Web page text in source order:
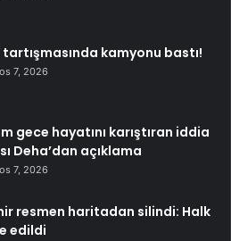
kamyonu bastı!
7, 2026
gece hayatını karıştıran iddia
Deha’dan açıklama
7, 2026
resmen haritadan silindi: Halk
edildi